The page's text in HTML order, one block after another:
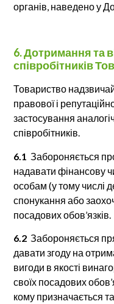
органів, наведено у
6. Дотримання та
співробітників
Товариство
правової і
застосування
співробітників.
6.1 Забороняється
надавати фінансову
особам (у тому числі
спонукання або
посадових обов’язків.
6.2 Забороняється
давати згоду на
вигоди в якості
своїх посадових
кому призначається